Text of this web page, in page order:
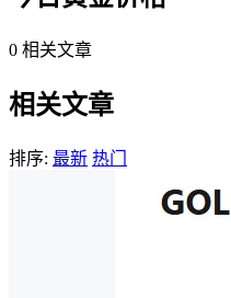
0 相关文章
相关文章
排序: 最新 热门